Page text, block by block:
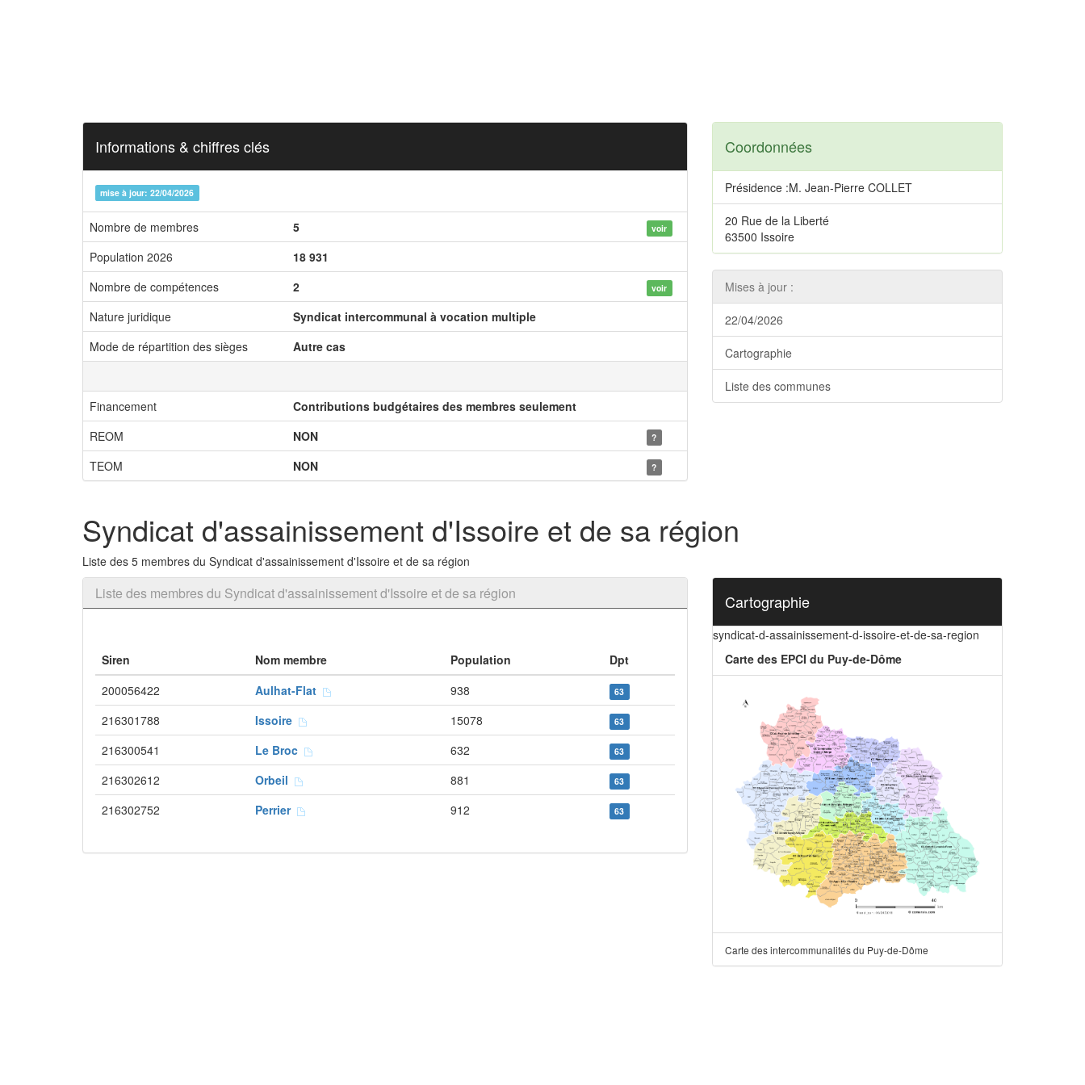
Informations & chiffres clés
mise à jour: 22/04/2026
Nombre de membres 5 voir
Population 2026
18 931
Nombre de compétences
2 voir
Nature juridique
Syndicat intercommunal à vocation multiple
Mode de répartition des sièges
Autre cas
Financement
Contributions budgétaires des membres seulement
REOM
NON ?
TEOM NON ?
Coordonnées
Présidence :M. Jean-Pierre COLLET
20 Rue de la Liberté
63500 Issoire
Mises à jour :
22/04/2026
Cartographie
Liste des communes
Syndicat d'assainissement d'Issoire et de sa région
Liste des 5 membres du Syndicat d'assainissement d'Issoire et de sa région
Liste des membres du Syndicat d'assainissement d'Issoire et de sa région
Siren Nom membre Population
Dpt
200056422
Aulhat-Flat 938 63
216301788 Issoire 15078 63
216300541 Le Broc 632 63
216302612 Orbeil 881 63
216302752 Perrier 912 63
Cartographie
syndicat-d-assainissement-d-issoire-et-de-sa-region
Carte des EPCI du Puy-de-Dôme
Carte des intercommunalités du Puy-de-Dôme